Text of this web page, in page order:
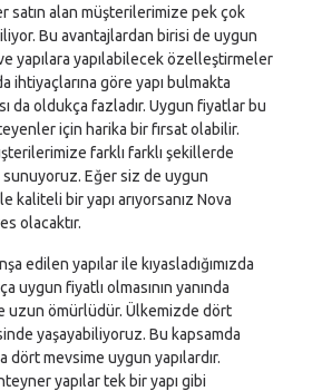
satın alan müşterilerimize pek çok
Bu avantajlardan birisi de uygun
yapılara yapılabilecek özelleştirmeler
ihtiyaçlarına göre yapı bulmakta
da oldukça fazladır. Uygun fiyatlar bu
için harika bir fırsat olabilir.
farklı farklı şekillerde
sunuyoruz. Eğer siz de uygun
kaliteli bir yapı arıyorsanız Nova
olacaktır.
edilen yapılar ile kıyasladığımızda
uygun fiyatlı olmasının yanında
uzun ömürlüdür. Ülkemizde dört
yaşayabiliyoruz. Bu kapsamda
dört mevsime uygun yapılardır.
yapılar tek bir yapı gibi